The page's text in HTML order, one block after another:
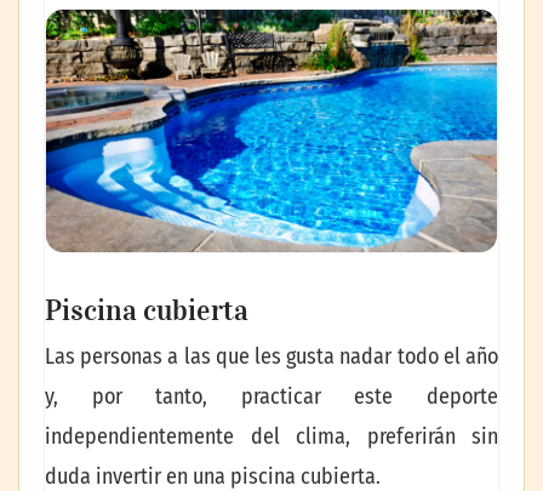
Piscina cubierta
Las personas a las que les gusta nadar todo el año
y, por tanto, practicar este deporte
independientemente del clima, preferirán sin
duda invertir en una piscina cubierta.